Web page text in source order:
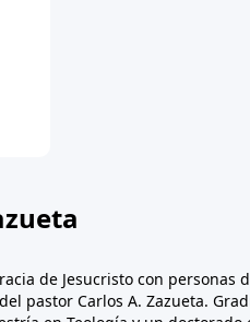
de Jesucristo con personas
pastor Carlos A. Zazueta.